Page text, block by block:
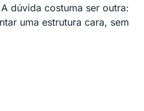
dúvida costuma ser outra:
uma estrutura cara, sem